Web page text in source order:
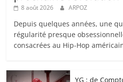
8 août 2026 ARPOZ
Depuis quelques années, une
régularité presque
consacrées au Hip-Hop
YG : de